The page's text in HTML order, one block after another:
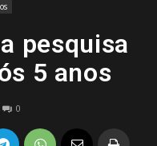
pesquisa
5 anos
0